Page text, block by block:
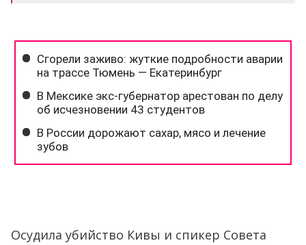
Осудила убийство Кивы и спикер Совета